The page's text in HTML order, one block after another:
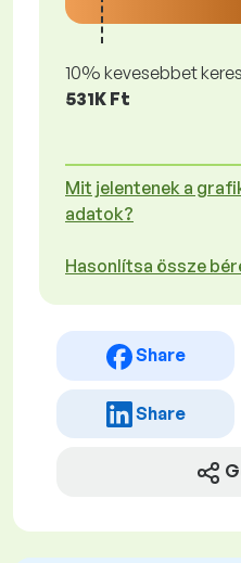
10% kevesebbet keres
531K Ft
Mit jelentenek a
adatok?
Hasonlítsa össze
Share
Share